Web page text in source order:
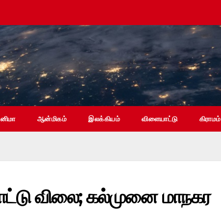
ஆன்மிகம் இலக்கியம் விளையாட்டு கிராமம்
விலை; கல்முனை மாநகர